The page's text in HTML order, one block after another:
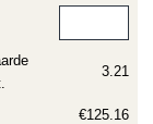
3.21
€125.16